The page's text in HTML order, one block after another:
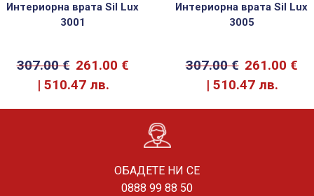
Интериорна врата Sil Lux
3001
307.00€ 261.00 €
510.47 лв.
Интериорна врата Sil Lux
3005
307.00€ 261.00 €
510.47 лв.
ОБАДЕТЕ НИ СЕ
0888 99 88 50